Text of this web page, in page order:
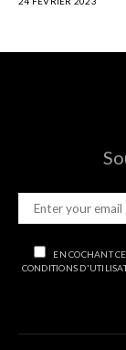
EN COCHANT
CONDITIONS